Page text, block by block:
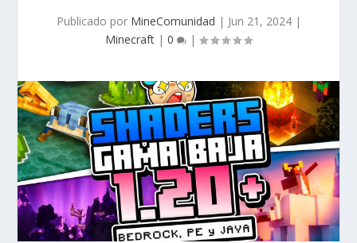
Publicado por MineComunidad | Jun 21, 2024|
Minecraft | 0 |